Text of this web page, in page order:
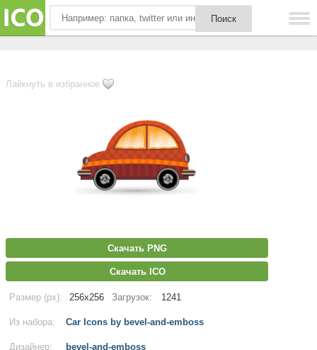
Лайкнуть в избранное
Скачать PNG
Скачать ICO
Размер (px): 256x256 Загрузок: 1241
Из набора: Car Icons by bevel-and-emboss
Дизайнер: bevel-and-emboss